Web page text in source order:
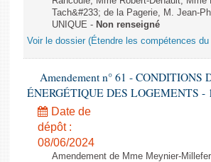
Tach&#233; de la Pagerie, M. Jean-
UNIQUE - Non renseigné
Voir le dossier (Étendre les compétences
Amendement n° 61 -
ÉNERGÉTIQUE DES LOGEMENTS -
Date de
dépôt :
08/06/2024
Amendement de Mme Meynier-